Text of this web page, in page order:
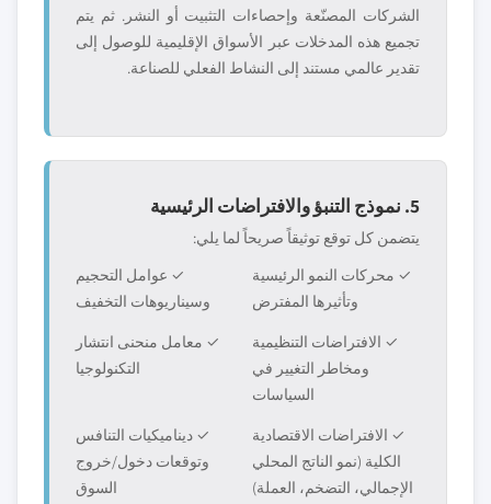
الشركات المصنّعة وإحصاءات التثبيت أو النشر. ثم يتم
تجميع هذه المدخلات عبر الأسواق الإقليمية للوصول إلى
تقدير عالمي مستند إلى النشاط الفعلي للصناعة.
5. نموذج التنبؤ والافتراضات الرئيسية
يتضمن كل توقع توثيقاً صريحاً لما يلي:
✓ محركات النمو الرئيسية
وتأثيرها المفترض
✓ عوامل التحجيم
وسيناريوهات التخفيف
✓ الافتراضات التنظيمية
ومخاطر التغيير في
السياسات
✓ معامل منحنى انتشار
التكنولوجيا
✓ الافتراضات الاقتصادية
الكلية (نمو الناتج المحلي
الإجمالي، التضخم، العملة)
✓ ديناميكيات التنافس
وتوقعات دخول/خروج
السوق